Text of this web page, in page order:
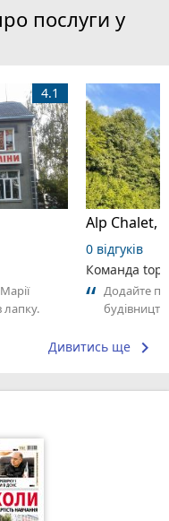
послуги у
4.1
лапку.
0 відгуків
Команда
Додайте
Дивитись ще keyboard_arrow_right